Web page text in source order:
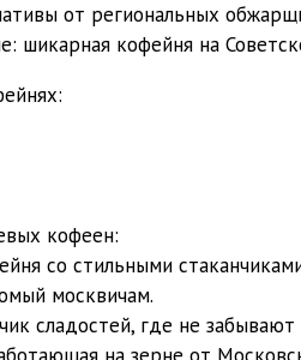
от региональных
шикарная кофейня на
кофеен:
со стильными
москвичам.
сладостей, где не